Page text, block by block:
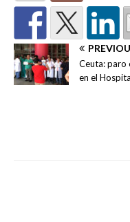
Ceuta: paro
en el